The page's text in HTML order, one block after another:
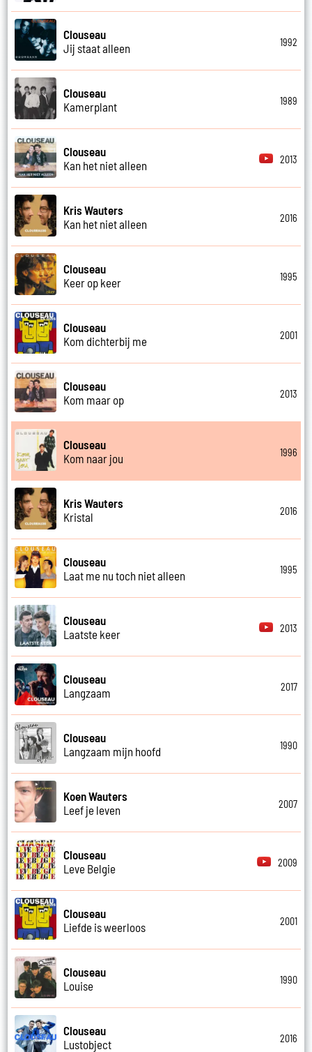
Clouseau
Jij staat alleen
1992
Clouseau
Kamerplant
1989
Clouseau
Kan het niet alleen
2013
Kris Wauters
Kan het niet alleen
2016
Clouseau
Keer op keer
1995
Clouseau
Kom dichterbij me
2001
Clouseau
Kom maar op
2013
Clouseau
Kom naar jou
1996
Kris Wauters
Kristal
2016
Clouseau
Laat me nu toch niet alleen
1995
Clouseau
Laatste keer
2013
Clouseau
Langzaam
2017
Clouseau
Langzaam mijn hoofd
1990
Koen Wauters
Leef je leven
2007
Clouseau
Leve Belgie
2009
Clouseau
Liefde is weerloos
2001
Clouseau
Louise
1990
Clouseau
Lustobject
2016